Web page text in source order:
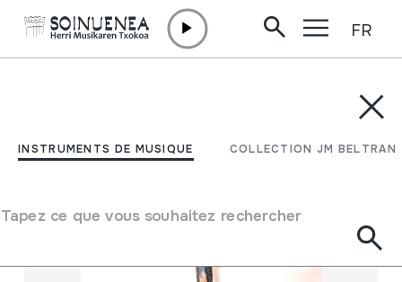
INSTRUMENTS DE MUSIQUE COLLECTION JM BELTRAN
Tapez ce que vous souhaitez rechercher
FR
COLLECTION JM BELTRAN
Filtrer